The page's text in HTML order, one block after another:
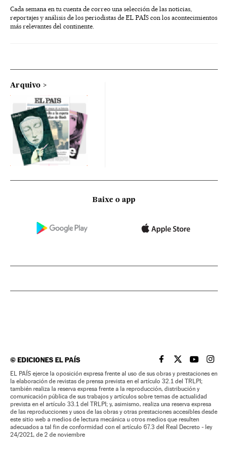
Cada semana en tu cuenta de correo una selección de las noticias,
reportajes y análisis de los periodistas de EL PAÍS con los acontecimientos
más relevantes del continente.
Arquivo
Baixe o app
©EDICIONES EL PAÍS EL PAÍS BRASIL EN
EL PAÍSEL PAÍS
EL
EL PAÍS ejerce la oposición expresa frente al uso de sus obras y prestaciones en
la elaboración de revistas de prensa prevista en el artículo 32.1 del TRLPI;
también realiza la reserva expresa frente a la reproducción, distribución y
comunicación pública de sus trabajos y artículos sobre temas de actualidad
prevista en el artículo 33.1 del TRLPI; y, asimismo, realiza una reserva expresa
de las reproducciones y usos de las obras y otras prestaciones accesibles desde
este sitio web a medios de lectura mecánica u otros medios que resulten
adecuados a tal fin de conformidad con el artículo 67.3 del Real Decreto - ley
24/2021, de 2 de noviembre